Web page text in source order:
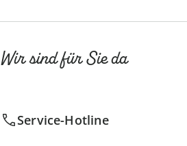
Wir sind für Sie da
Service-Hotline